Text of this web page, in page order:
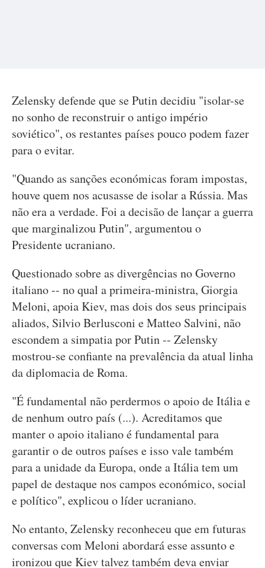
Zelensky defende que se Putin decidiu "isolar-se
no sonho de reconstruir o antigo império
soviético", os restantes países pouco podem fazer
para o evitar.
"Quando as sanções económicas foram impostas,
houve quem nos acusasse de isolar a Rússia. Mas
não era a verdade. Foi a decisão de lançar a guerra
que marginalizou Putin", argumentou o
Presidente ucraniano.
Questionado sobre as divergências no Governo
italiano -- no qual a primeira-ministra, Giorgia
Meloni, apoia Kiev, mas dois dos seus principais
aliados, Silvio Berlusconi e Matteo Salvini, não
escondem a simpatia por Putin -- Zelensky
mostrou-se confiante na prevalência da atual linha
da diplomacia de Roma.
"É fundamental não perdermos o apoio de Itália e
de nenhum outro país (...). Acreditamos que
manter o apoio italiano é fundamental para
garantir o de outros países e isso vale também
para a unidade da Europa, onde a Itália tem um
papel de destaque nos campos económico, social
e político", explicou o líder ucraniano.
No entanto, Zelensky reconheceu que em futuras
conversas com Meloni abordará esse assunto e
ironizou que Kiev talvez também deva enviar